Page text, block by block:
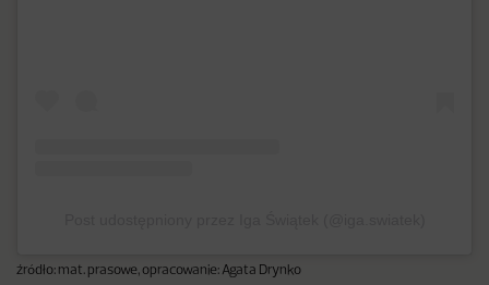
źródło: mat. prasowe, opracowanie: Agata Drynko